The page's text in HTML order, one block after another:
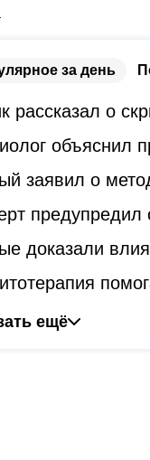
за день
рассказал о
объяснил
заявил о
предупредил
доказали
ещё